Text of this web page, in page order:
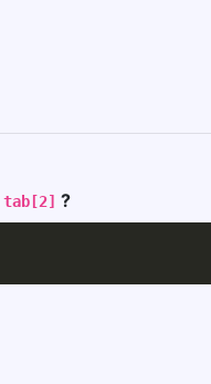
tab[2] ?